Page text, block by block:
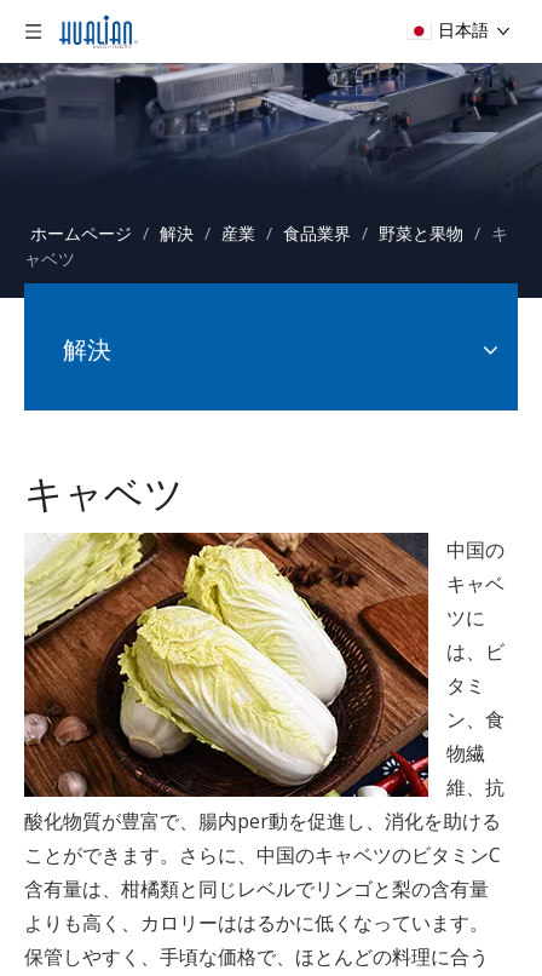
日本語
ホームページ / 解決 / 産業 / 食品業界 / 野菜と果物 / キ
ャベツ
解決
キャベツ
中国の
キャベ
ツに
は、ビ
タミ
ン、食
物繊
維、抗
酸化物質が豊富で、腸内per動を促進し、消化を助ける
ことができます。さらに、中国のキャベツのビタミンC
含有量は、柑橘類と同じレベルでリンゴと梨の含有量
よりも高く、カロリーははるかに低くなっています。
保管しやすく、手頃な価格で、ほとんどの料理に合う